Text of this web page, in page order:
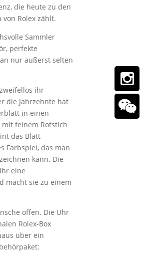
die heute zu den
Rolex zählt.
Sammler
perfekte
nur äußerst selten
ihr
die Jahrzehnte hat
in einen
feinem Rotstich
das Blatt
Farbspiel, das man
kann. Die
eine
macht sie zu einem
offen. Die Uhr
Rolex-Box
über ein